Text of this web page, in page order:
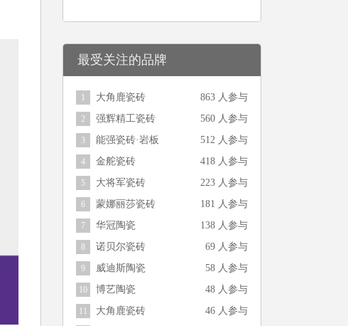
最受关注的品牌
1 大角鹿瓷砖 863 人参与
2 强辉精工瓷砖 560 人参与
3 能强瓷砖·岩板 512 人参与
4 金舵瓷砖 418 人参与
5 大将军瓷砖 223 人参与
6 蒙娜丽莎瓷砖 181 人参与
7 华冠陶瓷 138 人参与
8 诺贝尔瓷砖 69 人参与
9 威迪斯陶瓷 58 人参与
10 博艺陶瓷 48 人参与
11 大角鹿瓷砖 46 人参与